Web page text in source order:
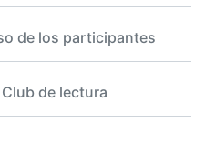
de los participantes
de lectura